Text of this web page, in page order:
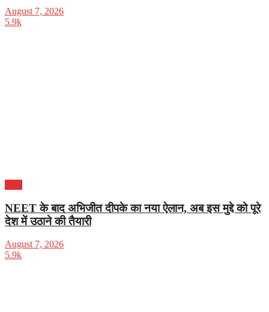
August 7, 2026
5.9k
NEET के बाद अभिजीत दीपके का नया ऐलान, अब इस मुद्दे को पूरे
देश में उठाने की तैयारी
August 7, 2026
5.9k